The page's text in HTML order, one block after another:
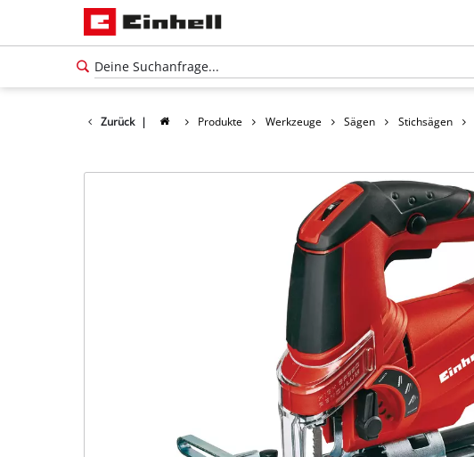
Zurück | Produkte Werkzeuge Sägen Stichsägen